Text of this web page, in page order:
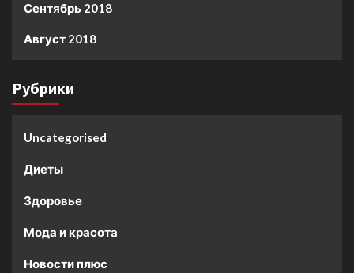
Сентябрь 2018
Август 2018
Рубрики
Uncategorised
Диеты
Здоровье
Мода и красота
Новости плюс